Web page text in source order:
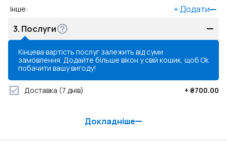
Інше: +Додати
3. Послуги
Кінцева вартість послуг залежить від суми
замовлення. Додайте більше вікон у свій кошик, щоб
побачити вашу вигоду!
Ok
Доставка (7 днів) + ₴700.00
Докладніше